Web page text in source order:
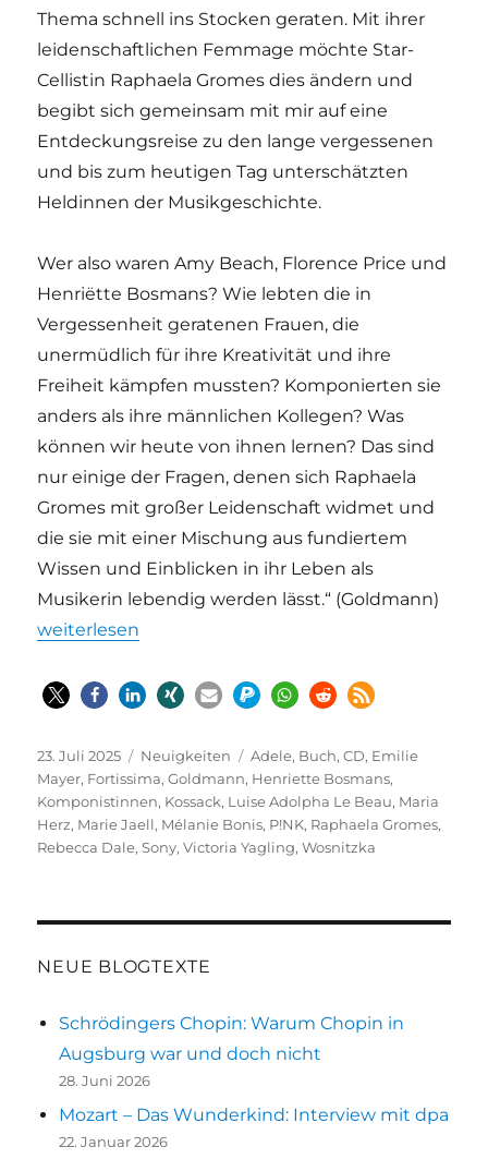
Thema schnell ins Stocken geraten. Mit ihrer
leidenschaftlichen Femmage möchte Star-
Cellistin Raphaela Gromes dies ändern und
begibt sich gemeinsam mit mir auf eine
Entdeckungsreise zu den lange vergessenen
und bis zum heutigen Tag unterschätzten
Heldinnen der Musikgeschichte.
Wer also waren Amy Beach, Florence Price und
Henriëtte Bosmans? Wie lebten die in
Vergessenheit geratenen Frauen, die
unermüdlich für ihre Kreativität und ihre
Freiheit kämpfen mussten? Komponierten sie
anders als ihre männlichen Kollegen? Was
können wir heute von ihnen lernen? Das sind
nur einige der Fragen, denen sich Raphaela
Gromes mit großer Leidenschaft widmet und
die sie mit einer Mischung aus fundiertem
Wissen und Einblicken in ihr Leben als
Musikerin lebendig werden lässt.“ (Goldmann)
„„FORTISSIMA!“ | Komponistinnen-Buch von
weiterlesen
Veröffentlicht
am
23. Juli 2025 Kategorien
Neuigkeiten Schlagwörter
Adele, Buch,CD, Emilie
Mayer, Fortissima,Goldmann, Henriette Bosmans,
Komponistinnen, Kossack, Luise Adolpha Le Beau, Maria
Herz, Marie Jaell, Mélanie Bonis, P!NK, Raphaela Gromes,
Rebecca Dale,Sony,Victoria Yagling,Wosnitzka
NEUE BLOGTEXTE
Schrödingers Chopin: Warum Chopin in
Augsburg war und doch nicht
28. Juni 2026
Mozart – Das Wunderkind: Interview mit dpa
22. Januar 2026